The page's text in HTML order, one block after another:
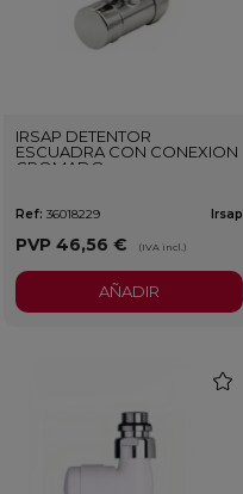
IRSAP DETENTOR
ESCUADRA CON CONEXION
CROMADO
Ref: 36018229 Irsap
PVP 46,56 € (IVA incl.)
AÑADIR